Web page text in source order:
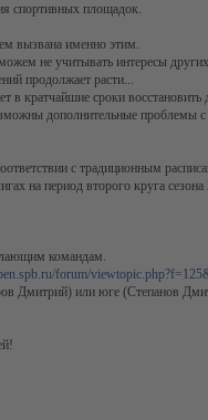
спортивных площадок.
вызвана именно этим.
не учитывать интересы
продолжает расти...
в кратчайшие сроки
дополнительные проблемы с
с традиционным
на период второго круга
командам.
forum/
Дмитрий) или юге (Степанов